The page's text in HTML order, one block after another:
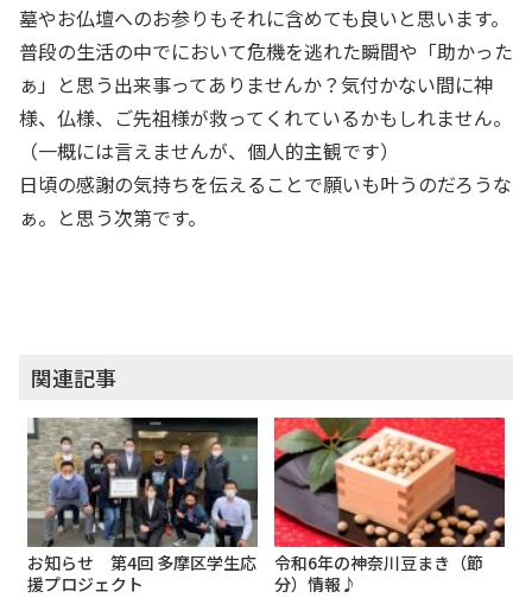
墓やお仏壇へのお参りもそれに含めても良いと思います。
普段の生活の中でにおいて危機を逃れた瞬間や「助かった
ぁ」と思う出来事ってありませんか？気付かない間に神
様、仏様、ご先祖様が救ってくれているかもしれません。
（一概には言えませんが、個人的主観です）
日頃の感謝の気持ちを伝えることで願いも叶うのだろうな
ぁ。と思う次第です。
関連記事
お知らせ 第4回 多摩区学生応
援プロジェクト
令和6年の神奈川豆まき（節
分）情報♪